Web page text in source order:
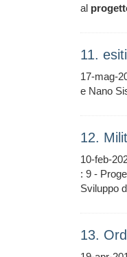
al
11.
17-mag-
e Nano
12.
10-feb-
: 9 -
Sviluppo
13.